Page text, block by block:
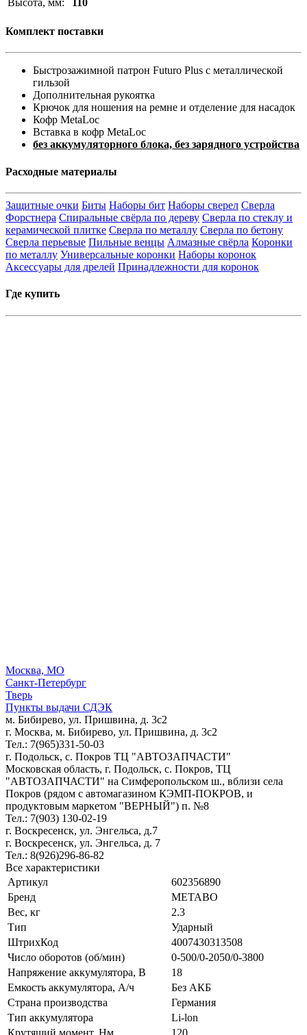
Высота, мм:
110
Комплект поставки
Быстрозажимной патрон Futuro Plus с металлической
гильзой
Дополнительная рукоятка
Крючок для ношения на ремне и отделение для насадок
Кофр MetaLoc
Вставка в кофр MetaLoc
без аккумуляторного блока, без зарядного устройства
Расходные материалы
Защитные очки Биты Наборы бит Наборы сверел Сверла
Форстнера Спиральные свёрла по дереву Сверла по стеклу и
керамической плитке Сверла по металлу Сверла по бетону
Сверла перьевые Пильные венцы Алмазные свёрла Коронки
по металлу Универсальные коронки Наборы коронок
Аксессуары для дрелей Принадлежности для коронок
Где купить
Москва, МО
Санкт-Петербург
Тверь
Пункты выдачи СДЭК
м. Бибирево, ул. Пришвина, д. 3с2
г. Москва, м. Бибирево, ул. Пришвина, д. 3с2
Тел.: 7(965)331-50-03
г. Подольск, c. Покров ТЦ "АВТОЗАПЧАСТИ"
Московская область, г. Подольск, c. Покров, ТЦ
"АВТОЗАПЧАСТИ" на Симферопольском ш., вблизи села
Покров (рядом с автомагазином КЭМП-ПОКРОВ, и
продуктовым маркетом "ВЕРНЫЙ") п. №8
Тел.: 7(903) 130-02-19
г. Воскресенск, ул. Энгельса, д.7
г. Воскресенск, ул. Энгельса, д. 7
Тел.: 8(926)296-86-82
Все характеристики
Артикул
602356890
Бренд
METABO
Вес, кг
2.3
Тип
Ударный
ШтрихКод
4007430313508
Число оборотов (об/мин)
0-500/0-2050/0-3800
Напряжение аккумулятора, В
18
Емкость аккумулятора, А/ч
Без АКБ
Страна производства
Германия
Тип аккумулятора
Li-lon
Крутящий момент, Нм
120